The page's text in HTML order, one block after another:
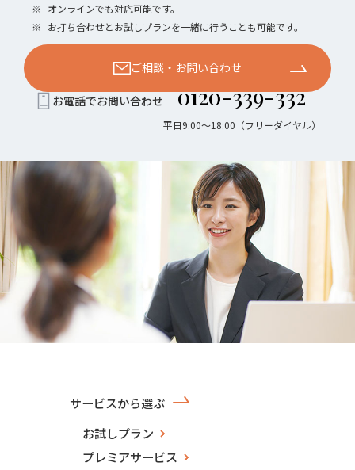
※ オンラインでも対応可能です。
※ お打ち合わせとお試しプランを一緒に行うことも可能です。
ご相談・お問い合わせ
お電話でお問い合わせ 0120-339-332
平日9:00〜18:00（フリーダイヤル）
サービスから選ぶ
お試しプラン
プレミアサービス